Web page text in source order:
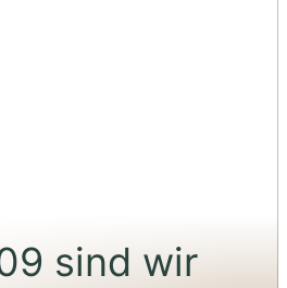
sind wir